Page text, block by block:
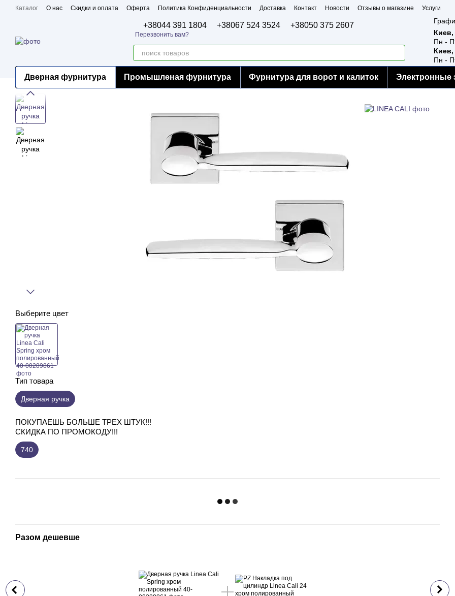
Перейти к основному контенту
Каталог О нас Скидки и оплата Оферта Политика Конфиденциальности Доставка Контакт Новости Отзывы о магазине
Услуги
+38044 391 1804 +38067 524 3524 +38050 375 2607
Перезвонить вам?
Киев,
Пн -
Пн -
Дверная фурнитура Промышленая фурнитура Фурнитура для ворот и калиток Электронные
Выберите цвет
Тип товара
Дверная ручка
ПОКУПАЕШЬ БОЛЬШЕ ТРЕХ ШТУК!!!
СКИДКА ПО ПРОМОКОДУ!!!
740
Разом дешевше